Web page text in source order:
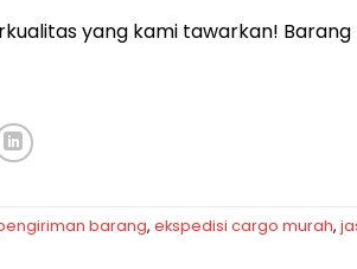
yang kami tawarkan! Barang
barang, ekspedisi cargo murah,